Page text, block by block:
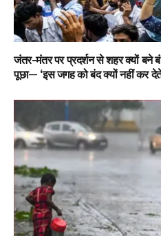
जंतर-मंतर पर प्रदर्शन से शहर क्यों बने
पूछा— ‘इस जगह को बंद क्यों नहीं कर